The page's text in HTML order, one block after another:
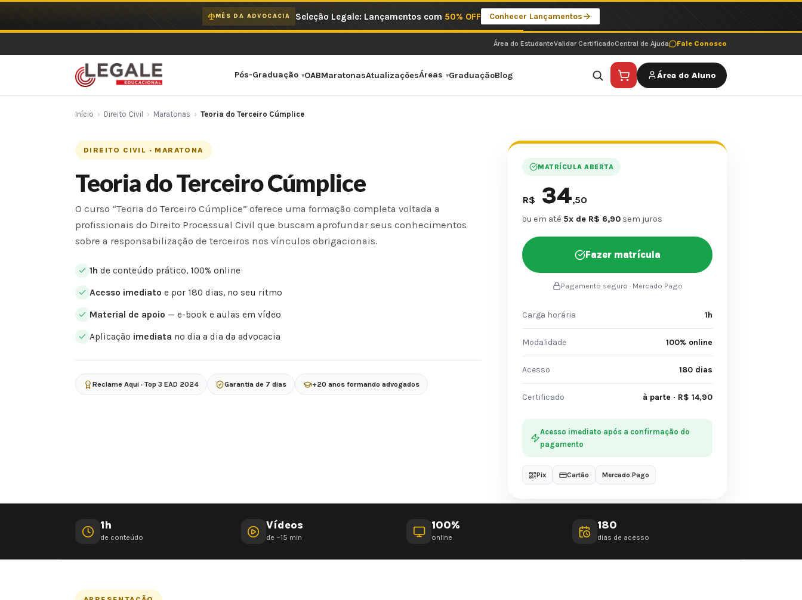
o
MÊS DA ADVOCACIA Seleção Legale: Lançamentos com 50% OFF Conhecer Lançamentos
Área do EstudanteValidar CertificadoCentral de Ajuda Fale Conosco
Pós-Graduação OABMaratonasAtualizaçõesÁreas GraduaçãoBlog Área do Aluno
Início › Direito Civil › Maratonas › Teoria do Terceiro Cúmplice
DIREITO CIVIL · MARATONA
Teoria do Terceiro Cúmplice
O curso “Teoria do Terceiro Cúmplice” oferece uma formação completa voltada a
profissionais do Direito Processual Civil que buscam aprofundar seus conhecimentos
sobre a responsabilização de terceiros nos vínculos obrigacionais.
1h de conteúdo prático, 100% online
Acesso imediato e por 180 dias, no seu ritmo
Material de apoio — e-book e aulas em vídeo
Aplicação imediata no dia a dia da advocacia
Reclame Aqui · Top 3 EAD 2024 Garantia de 7 dias +20 anos formando advogados
MATRÍCULA ABERTA
R$ 34,50
ou em até 5x de R$ 6,90 sem juros
Fazer matrícula
Pagamento seguro · Mercado Pago
Carga horária 1h
Modalidade 100% online
Acesso 180 dias
Certificado à parte · R$ 14,90
Acesso imediato após a confirmação do
pagamento
Pix Cartão Mercado Pago
1h
de conteúdo
Vídeos
de ~15 min
100%
online
180
dias de acesso